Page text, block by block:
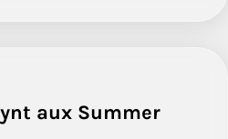
aux Summer